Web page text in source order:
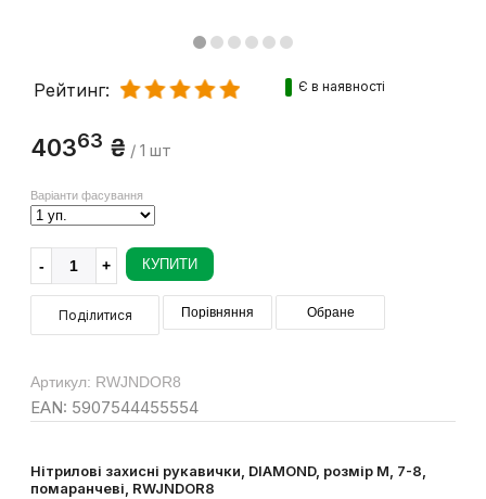
Рейтинг: Є в наявності
40363 ₴ / 1 шт
Варіанти фасування
КУПИТИ
Поділитися Порівняння Обране
Артикул: RWJNDOR8
EAN: 5907544455554
Нітрилові захисні рукавички, DIAMOND, розмір M, 7-8,
помаранчеві, RWJNDOR8